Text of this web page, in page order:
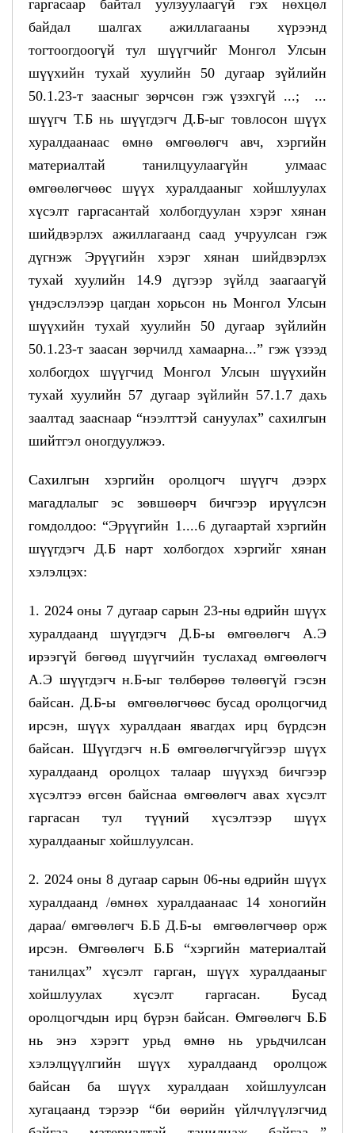
гаргасаар байтал уулзуулаагүй гэх нөхцөл
байдал шалгах ажиллагааны хүрээнд
тогтоогдоогүй тул шүүгчийг Монгол Улсын
шүүхийн тухай хуулийн 50 дугаар зүйлийн
50.1.23-т заасныг зөрчсөн гэж үзэхгүй ...; ...
шүүгч Т.Б нь шүүгдэгч Д.Б-ыг товлосон шүүх
хуралдаанаас өмнө өмгөөлөгч авч, хэргийн
материалтай танилцуулаагүйн улмаас
өмгөөлөгчөөс шүүх хуралдааныг хойшлуулах
хүсэлт гаргасантай холбогдуулан хэрэг хянан
шийдвэрлэх ажиллагаанд саад учруулсан гэж
дүгнэж Эрүүгийн хэрэг хянан шийдвэрлэх
тухай хуулийн 14.9 дүгээр зүйлд заагаагүй
үндэслэлээр цагдан хорьсон нь Монгол Улсын
шүүхийн тухай хуулийн 50 дугаар зүйлийн
50.1.23-т заасан зөрчилд хамаарна...” гэж үзээд
холбогдох шүүгчид Монгол Улсын шүүхийн
тухай хуулийн 57 дугаар зүйлийн 57.1.7 дахь
заалтад зааснаар “нээлттэй сануулах” сахилгын
шийтгэл оногдуулжээ.
Сахилгын хэргийн оролцогч шүүгч дээрх
магадлалыг эс зөвшөөрч бичгээр ирүүлсэн
гомдолдоо: “Эрүүгийн 1....6 дугаартай хэргийн
шүүгдэгч Д.Б нарт холбогдох хэргийг хянан
хэлэлцэх:
1. 2024 оны 7 дугаар сарын 23-ны өдрийн шүүх
хуралдаанд шүүгдэгч Д.Б-ы өмгөөлөгч А.Э
ирээгүй бөгөөд шүүгчийн туслахад өмгөөлөгч
А.Э шүүгдэгч н.Б-ыг төлбөрөө төлөөгүй гэсэн
байсан. Д.Б-ы өмгөөлөгчөөс бусад оролцогчид
ирсэн, шүүх хуралдаан явагдах ирц бүрдсэн
байсан. Шүүгдэгч н.Б өмгөөлөгчгүйгээр шүүх
хуралдаанд оролцох талаар шүүхэд бичгээр
хүсэлтээ өгсөн байснаа өмгөөлөгч авах хүсэлт
гаргасан тул түүний хүсэлтээр шүүх
хуралдааныг хойшлуулсан.
2. 2024 оны 8 дугаар сарын 06-ны өдрийн шүүх
хуралдаанд /өмнөх хуралдаанаас 14 хоногийн
дараа/ өмгөөлөгч Б.Б Д.Б-ы өмгөөлөгчөөр орж
ирсэн. Өмгөөлөгч Б.Б “хэргийн материалтай
танилцах” хүсэлт гарган, шүүх хуралдааныг
хойшлуулах хүсэлт гаргасан. Бусад
оролцогчдын ирц бүрэн байсан. Өмгөөлөгч Б.Б
нь энэ хэрэгт урьд өмнө нь урьдчилсан
хэлэлцүүлгийн шүүх хуралдаанд оролцож
байсан ба шүүх хуралдаан хойшлуулсан
хугацаанд тэрээр “би өөрийн үйлчлүүлэгчид